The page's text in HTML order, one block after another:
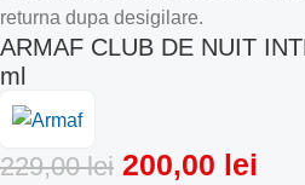
returna dupa desigilare.
ARMAF CLUB DE NUIT
ml
229,00lei 200,00 lei